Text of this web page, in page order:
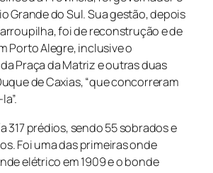
Grande do Sul. Sua gestão, depois
foi de reconstrução e de
Porto Alegre, inclusive o
Praça da Matriz e outras duas
de Caxias, “que concorreram
317 prédios, sendo 55 sobrados e
Foi uma das primeiras onde
elétrico em 1909 e o bonde